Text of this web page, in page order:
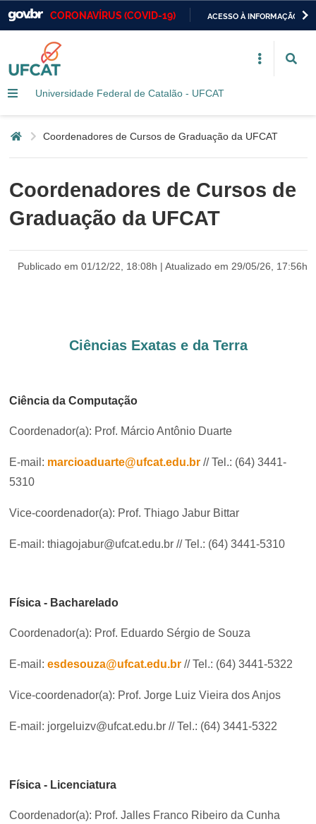
CORONAVÍRUS (COVID-19)
ACESSO À INFORMAÇÃO
Ministério da Justiça e Segurança Pública
Ministério da Defesa
Ministério da Infraestrutura
Ministério da Agricultura, Pecuária e Abastecimento
Ministério da Educação
Ministério da Ciência, Tecnologia, Inovações e Comunicações
Ministério do Meio Ambiente
Ministério do Turismo
Secretaria-Geral
Secretaria de Governo
Gabinete de Segurança Institucional
Universidade Federal de Catalão - UFCAT
Página inicialCoordenadores de Cursos de Graduação da UFCAT
Coordenadores de Cursos de
Graduação da UFCAT
Publicado em 01/12/22, 18:08h | Atualizado em 29/05/26, 17:56h
Ciências Exatas e da Terra
Ciência da Computação
Coordenador(a): Prof. Márcio Antônio Duarte
E-mail: marcioaduarte@ufcat.edu.br // Tel.: (64) 3441-
5310
Vice-coordenador(a): Prof. Thiago Jabur Bittar
E-mail: thiagojabur@ufcat.edu.br // Tel.: (64) 3441-5310
Física - Bacharelado
Coordenador(a): Prof. Eduardo Sérgio de Souza
E-mail: esdesouza@ufcat.edu.br // Tel.: (64) 3441-5322
Vice-coordenador(a): Prof. Jorge Luiz Vieira dos Anjos
E-mail: jorgeluizv@ufcat.edu.br // Tel.: (64) 3441-5322
Física - Licenciatura
Coordenador(a): Prof. Jalles Franco Ribeiro da Cunha